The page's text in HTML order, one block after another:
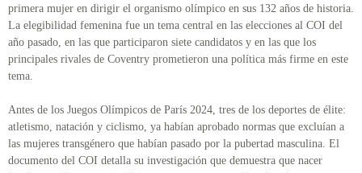
primera mujer en dirigir el organismo olímpico en sus 132 años de historia.
La elegibilidad femenina fue un tema central en las elecciones al COI del
año pasado, en las que participaron siete candidatos y en las que los
principales rivales de Coventry prometieron una política más firme en este
tema.
Antes de los Juegos Olímpicos de París 2024, tres de los deportes de élite:
atletismo, natación y ciclismo, ya habían aprobado normas que excluían a
las mujeres transgénero que habían pasado por la pubertad masculina. El
documento del COI detalla su investigación que demuestra que nacer